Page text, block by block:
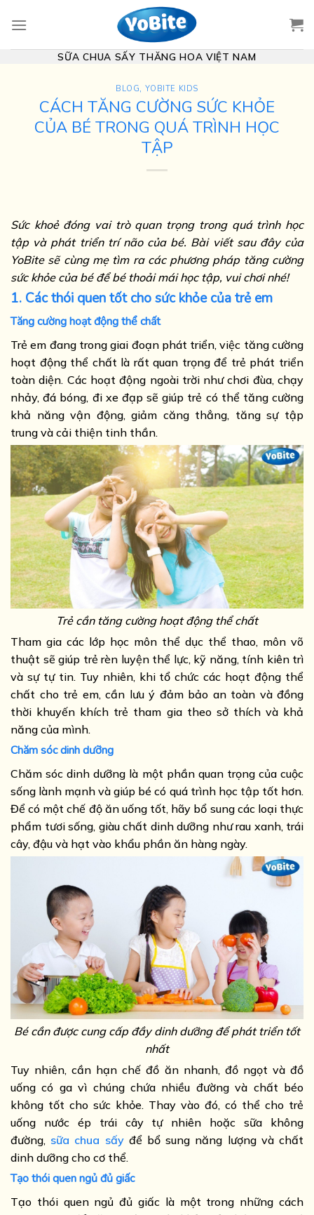
SỮA CHUA SẤY THĂNG HOA VIỆT NAM
BLOG, YOBITE KIDS
CÁCH TĂNG CƯỜNG SỨC KHỎE
CỦA BÉ TRONG QUÁ TRÌNH HỌC
TẬP
Sức khoẻ đóng vai trò quan trọng trong quá trình học
tập và phát triển trí não của bé. Bài viết sau đây của
YoBite sẽ cùng mẹ tìm ra các phương pháp tăng cường
sức khỏe của bé để bé thoải mái học tập, vui chơi nhé!
1. Các thói quen tốt cho sức khỏe của trẻ em
Tăng cường hoạt động thể chất
Trẻ em đang trong giai đoạn phát triển, việc tăng cường
hoạt động thể chất là rất quan trọng để trẻ phát triển
toàn diện. Các hoạt động ngoài trời như chơi đùa, chạy
nhảy, đá bóng, đi xe đạp sẽ giúp trẻ có thể tăng cường
khả năng vận động, giảm căng thẳng, tăng sự tập
trung và cải thiện tinh thần.
Trẻ cần tăng cường hoạt động thể chất
Tham gia các lớp học môn thể dục thể thao, môn võ
thuật sẽ giúp trẻ rèn luyện thể lực, kỹ năng, tính kiên trì
và sự tự tin. Tuy nhiên, khi tổ chức các hoạt động thể
chất cho trẻ em, cần lưu ý đảm bảo an toàn và đồng
thời khuyến khích trẻ tham gia theo sở thích và khả
năng của mình.
Chăm sóc dinh dưỡng
Chăm sóc dinh dưỡng là một phần quan trọng của cuộc
sống lành mạnh và giúp bé có quá trình học tập tốt hơn.
Để có một chế độ ăn uống tốt, hãy bổ sung các loại thực
phẩm tươi sống, giàu chất dinh dưỡng như rau xanh, trái
cây, đậu và hạt vào khẩu phần ăn hàng ngày.
Bé cần được cung cấp đầy dinh dưỡng để phát triển tốt
nhất
Tuy nhiên, cần hạn chế đồ ăn nhanh, đồ ngọt và đồ
uống có ga vì chúng chứa nhiều đường và chất béo
không tốt cho sức khỏe. Thay vào đó, có thể cho trẻ
uống nước ép trái cây tự nhiên hoặc sữa không
đường, sữa chua sấyđể bổ sung năng lượng và chất
dinh dưỡng cho cơ thể.
Tạo thói quen ngủ đủ giấc
Tạo thói quen ngủ đủ giấc là một trong những cách